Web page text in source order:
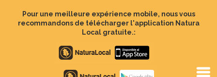
contenu
Pour une meilleure expérience mobile, nous vous
recommandons de télécharger l'application Natura
Local gratuite.:
Apple
store
Google